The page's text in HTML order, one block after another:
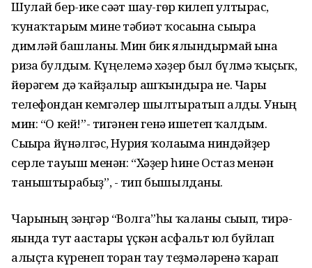
Шулай бер-ике сәғәт шау-гөр килеп ултырғас,
ҡунаҡтарым мине тәбиғәт ҡосағына сығырға
димләй башланы. Мин бик ялындырмай ғына
риза булдым. Күңелемә хәҙер был бүлмә ҡыҫыҡ,
йөрәгем дә ҡайҙалыр ашҡындыра не. Чары
телефондан кемгәлер шылтыратып алды. Уның
мин: “О кей!”- тигәнен генә ишетеп ҡалдым.
Сығырға йүнәлгәс, Нурия ҡолағыма ниндәйҙер
серле тауыш менән: “Хәҙер һине Остаз менән
таныштырабыҙ”, - тип бышылданы.
Чарының зәңгәр “Волга”һы ҡаланы сығып, тирә-
яғында тут ағастары үҫкән асфальт юл буйлап
алыҫта күренеп торған тау теҙмәләренә ҡарап